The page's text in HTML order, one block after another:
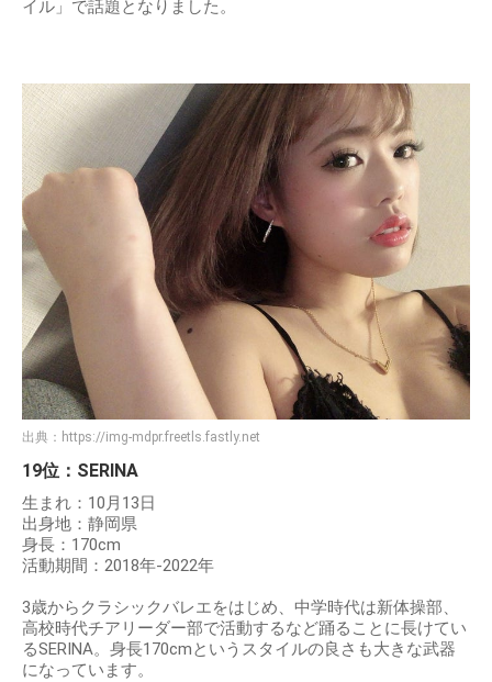
イル」で話題となりました。
出典： https://img-mdpr.freetls.fastly.net
19位：SERINA
生まれ：10月13日
出身地：静岡県
身長：170cm
活動期間：2018年-2022年
3歳からクラシックバレエをはじめ、中学時代は新体操部、
高校時代チアリーダー部で活動するなど踊ることに長けてい
るSERINA。身長170cmというスタイルの良さも大きな武器
になっています。